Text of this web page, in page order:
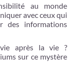
au monde
avec ceux qui
des informations
après la vie ?
sur ce mystère